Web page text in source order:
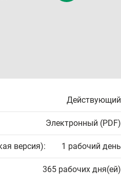
Действующий
Электронный (PDF)
версия): 1 рабочий день
365 рабочих дня(ей)